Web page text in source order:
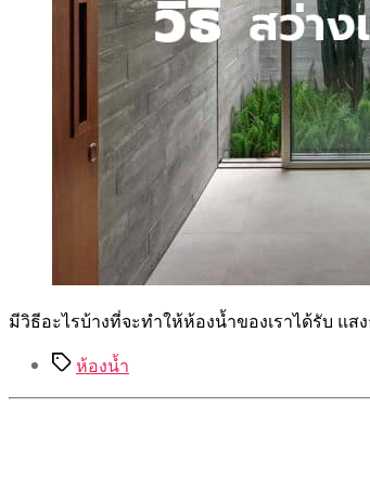
มีวิธีอะไรบ้างที่จะทำให้ห้องน้ำของเราได้รับ แ
Tagsห้องน้ำ